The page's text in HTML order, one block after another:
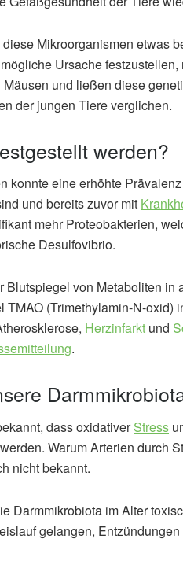
Mikroorganismen etwas
Ursache
und ließen diese
der jungen Tiere verglichen.
werden?
konnte eine erhöhte
und bereits zuvor mit
mehr Proteobakterien,
Desulfovibrio.
Blutspiegel von Metaboliten
TMAO (Trimethylamin-N-oxid)
Herzinfarkt und
.
dass oxidativerStress
Warum Arterien durch
nicht bekannt.
Darmmikrobiota im Alter
gelangen,